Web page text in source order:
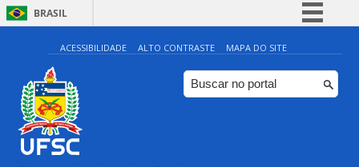
BRASIL
Simplifique!
Comunica BR
Participe
ACESSIBILIDADE ALTO CONTRASTE MAPA DO SITE